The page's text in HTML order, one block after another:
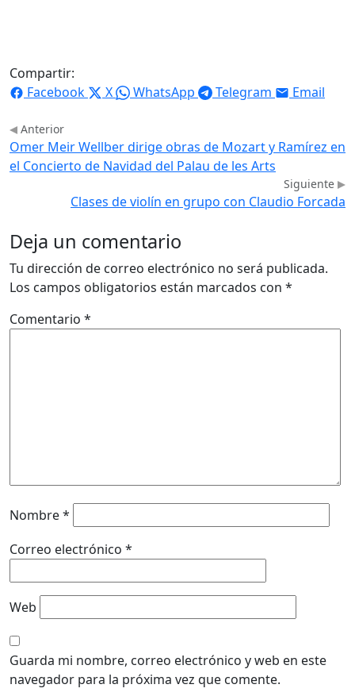
Compartir:
Facebook
X WhatsApp Telegram Email
Anterior
Omer Meir Wellber dirige obras de Mozart y Ramírez en
el Concierto de Navidad del Palau de les Arts
Siguiente
Clases de violín en grupo con Claudio Forcada
Deja un comentario
Tu dirección de correo electrónico no será publicada.
Los campos obligatorios están marcados con *
Comentario *
Nombre*
Correo electrónico *
Web
Guarda mi nombre, correo electrónico y web en este
navegador para la próxima vez que comente.